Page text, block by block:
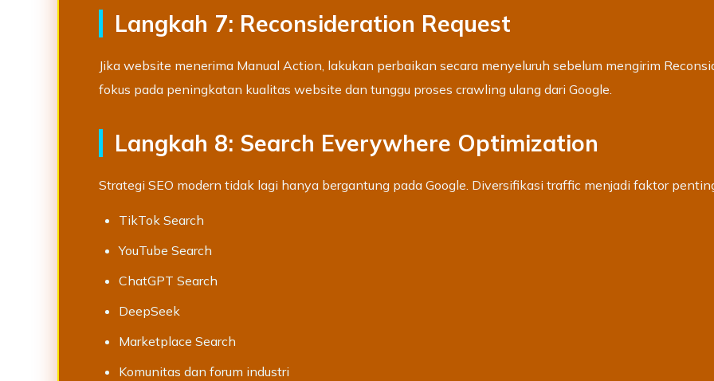
Langkah 7: Reconsideration Request
Jika website menerima Manual Action, lakukan perbaikan secara menyeluruh sebelum mengirim
fokus pada peningkatan kualitas website dan tunggu proses crawling ulang dari Google.
Langkah 8: Search Everywhere Optimization
Strategi SEO modern tidak lagi hanya bergantung pada Google. Diversifikasi traffic menjadi faktor
TikTok Search
YouTube Search
ChatGPT Search
DeepSeek
Marketplace Search
Komunitas dan forum industri